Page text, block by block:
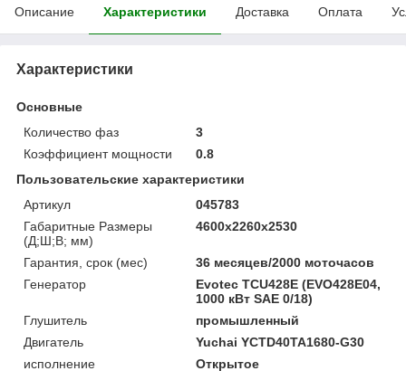
Описание Характеристики Доставка Оплата
Характеристики
Основные
Количество фаз
3
Коэффициент мощности
0.8
Пользовательские характеристики
Артикул
045783
Габаритные Размеры
(Д;Ш;В; мм)
4600x2260x2530
Гарантия, срок (мес)
36 месяцев/2000 моточасов
Генератор
Evotec TCU428E (EVO428E04,
1000 кВт SAE 0/18)
Глушитель
промышленный
Двигатель
Yuchai YCTD40TA1680-G30
исполнение
Открытое